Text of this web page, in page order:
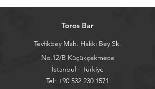
Toros Bar
Tevfikbey Mah. Hakkı Bey Sk.
No.12/B Küçükçekmece
İstanbul - Türkiye
Tel: +90 532 230 1571